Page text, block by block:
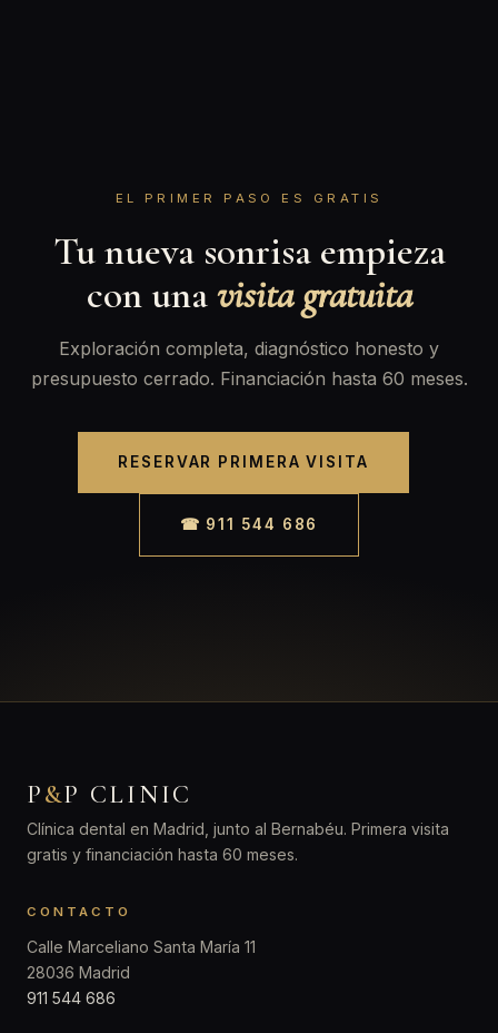
EL PRIMER PASO ES GRATIS
Tu nueva sonrisa empieza
con unavisita gratuita
Exploración completa, diagnóstico honesto y
presupuesto cerrado. Financiación hasta 60 meses.
RESERVAR PRIMERA VISITA
☎ 911 544 686
P&P CLINIC
Clínica dental en Madrid, junto al Bernabéu. Primera visita
gratis y financiación hasta 60 meses.
CONTACTO
Calle Marceliano Santa María 11
28036 Madrid
911 544 686